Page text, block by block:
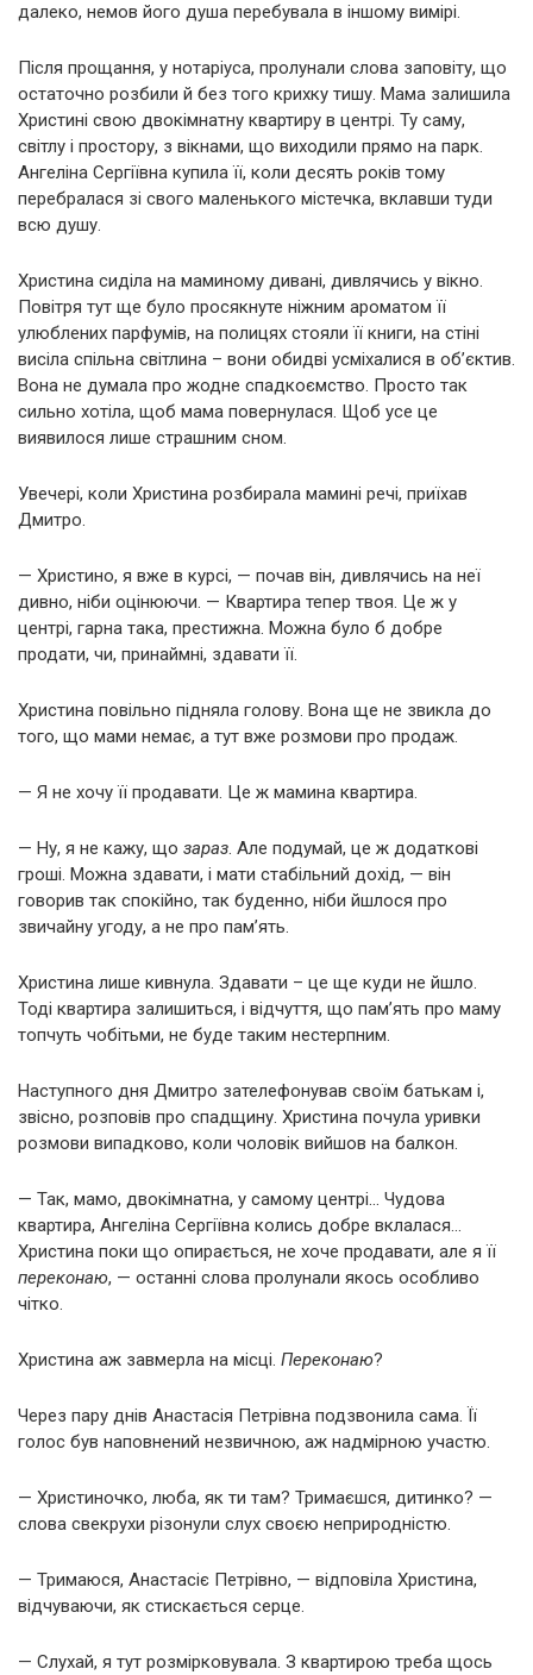
далеко, немов його душа перебувала в іншому вимірі.
Після прощання, у нотаріуса, пролунали слова заповіту, що
остаточно розбили й без того крихку тишу. Мама залишила
Христині свою двокімнатну квартиру в центрі. Ту саму,
світлу і простору, з вікнами, що виходили прямо на парк.
Ангеліна Сергіївна купила її, коли десять років тому
перебралася зі свого маленького містечка, вклавши туди
всю душу.
Христина сиділа на маминому дивані, дивлячись у вікно.
Повітря тут ще було просякнуте ніжним ароматом її
улюблених парфумів, на полицях стояли її книги, на стіні
висіла спільна світлина – вони обидві усміхалися в об’єктив.
Вона не думала про жодне спадкоємство. Просто так
сильно хотіла, щоб мама повернулася. Щоб усе це
виявилося лише страшним сном.
Увечері, коли Христина розбирала мамині речі, приїхав
Дмитро.
— Христино, я вже в курсі, — почав він, дивлячись на неї
дивно, ніби оцінюючи. — Квартира тепер твоя. Це ж у
центрі, гарна така, престижна. Можна було б добре
продати, чи, принаймні, здавати її.
Христина повільно підняла голову. Вона ще не звикла до
того, що мами немає, а тут вже розмови про продаж.
— Я не хочу її продавати. Це ж мамина квартира.
— Ну, я не кажу, що зараз. Але подумай, це ж додаткові
гроші. Можна здавати, і мати стабільний дохід, — він
говорив так спокійно, так буденно, ніби йшлося про
звичайну угоду, а не про пам’ять.
Христина лише кивнула. Здавати – це ще куди не йшло.
Тоді квартира залишиться, і відчуття, що пам’ять про маму
топчуть чобітьми, не буде таким нестерпним.
Наступного дня Дмитро зателефонував своїм батькам і,
звісно, розповів про спадщину. Христина почула уривки
розмови випадково, коли чоловік вийшов на балкон.
— Так, мамо, двокімнатна, у самому центрі… Чудова
квартира, Ангеліна Сергіївна колись добре вклалася…
Христина поки що опирається, не хоче продавати, але я її
переконаю, — останні слова пролунали якось особливо
чітко.
Христина аж завмерла на місці. Переконаю?
Через пару днів Анастасія Петрівна подзвонила сама. Її
голос був наповнений незвичною, аж надмірною участю.
— Христиночко, люба, як ти там? Тримаєшся, дитинко? —
слова свекрухи різонули слух своєю неприродністю.
— Тримаюся, Анастасіє Петрівно, — відповіла Христина,
відчуваючи, як стискається серце.
— Слухай, я тут розмірковувала. З квартирою треба щось